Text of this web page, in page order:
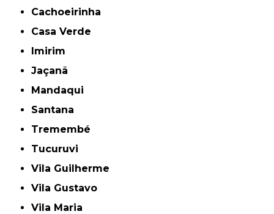
Cachoeirinha
Casa Verde
Imirim
Jaçanã
Mandaqui
Santana
Tremembé
Tucuruvi
Vila Guilherme
Vila Gustavo
Vila Maria